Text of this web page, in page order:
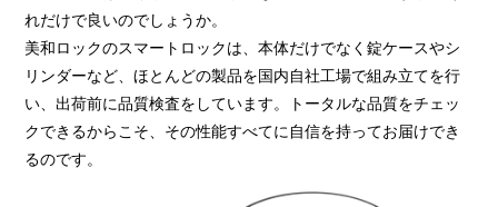
れだけで良いのでしょうか。
美和ロックのスマートロックは、本体だけでなく錠ケースやシ
リンダーなど、ほとんどの製品を国内自社工場で組み立てを行
い、出荷前に品質検査をしています。トータルな品質をチェッ
クできるからこそ、その性能すべてに自信を持ってお届けでき
るのです。